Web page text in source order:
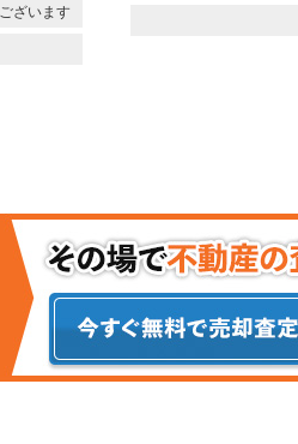
ざいます